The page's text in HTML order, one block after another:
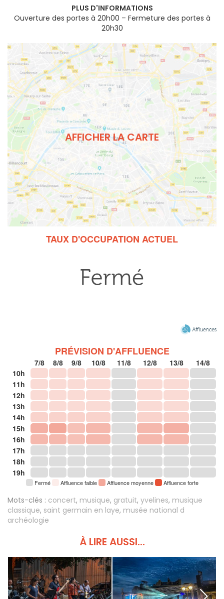
PLUS D'INFORMATIONS
Ouverture des portes à 20h00 – Fermeture des portes à
20h30
AFFICHER LA CARTE
TAUX D'OCCUPATION ACTUEL
PRÉVISION D'AFFLUENCE
7/8 8/8 9/8 10/8 11/8 12/8 13/8
14/8
10h
11h
12h
13h
14h
15h
16h
17h
18h
19h
Fermé Affluence faible Affluence moyenne Affluence forte
Mots-clés : concert, musique, gratuit, yvelines, musique
classique, saint germain en laye, musée national d
archéologie
À LIRE AUSSI...